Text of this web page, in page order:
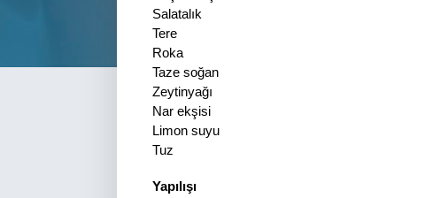
Salatalık
Tere
Roka
Taze soğan
Zeytinyağı
Nar ekşisi
Limon suyu
Tuz
Yapılışı